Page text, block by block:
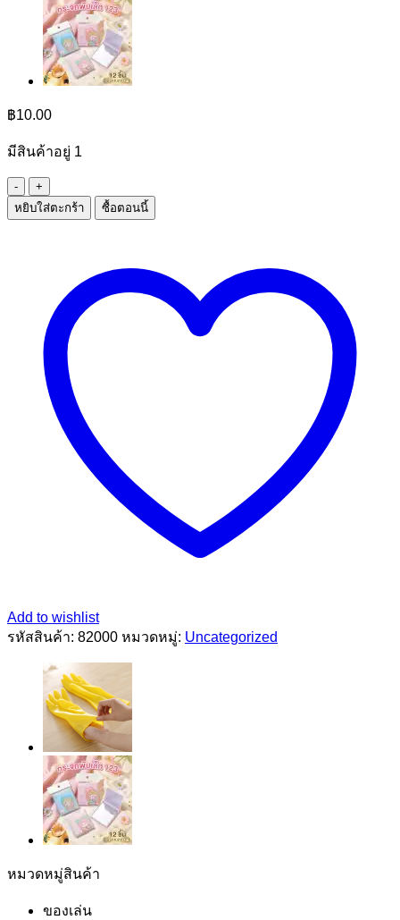
฿10.00
มีสินค้าอยู่ 1
จำนวน
ขอ
การ์ตูน
ชิ้น
หยิบใส่ตะกร้า ซื้อตอนนี้
Add to wishlist
รหัสสินค้า: 82000 หมวดหมู่: Uncategorized
หมวดหมู่สินค้า
ของเล่น